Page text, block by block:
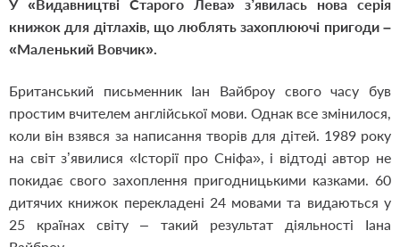
У «Видавництві Старого Лева» з’явилась нова серія
книжок для дітлахів, що люблять захоплюючі пригоди –
«Маленький Вовчик».
Британський письменник Іан Вайброу свого часу був
простим вчителем англійської мови. Однак все змінилося,
коли він взявся за написання творів для дітей. 1989 року
на світ з’явилися «Історії про Сніфа», і відтоді автор не
покидає свого захоплення пригодницькими казками. 60
дитячих книжок перекладені 24 мовами та видаються у
25 країнах світу – такий результат діяльності Іана